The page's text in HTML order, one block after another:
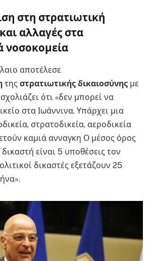
στη στρατιωτική
αλλαγές στα
νοσοκομεία
αποτέλεσε
της στρατιωτικής δικαιοσύνης με
ότι «δεν μπορεί να
στα Ιωάννινα. Υπάρχει μια
στρατοδικεία, αεροδικεία
καμιά ανναγκη Ο μέσος όρος
είναι 5 υποθέσεις τον
δικαστές εξετάζουν 25